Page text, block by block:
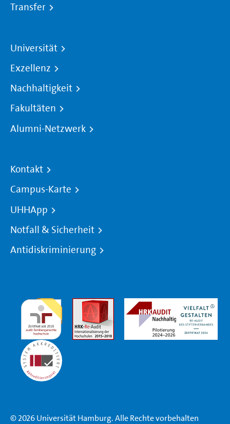
Transfer
Universität
Exzellenz
Nachhaltigkeit
Fakultäten
Alumni-Netzwerk
Kontakt
Campus-Karte
UHHApp
Notfall & Sicherheit
Antidiskriminierung
© 2026 Universität Hamburg. Alle Rechte vorbehalten